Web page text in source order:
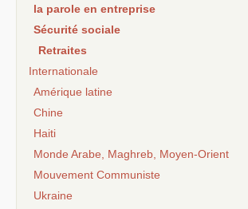
la parole en entreprise
Sécurité sociale
Retraites
Internationale
Amérique latine
Chine
Haiti
Monde Arabe, Maghreb, Moyen-Orient
Mouvement Communiste
Ukraine